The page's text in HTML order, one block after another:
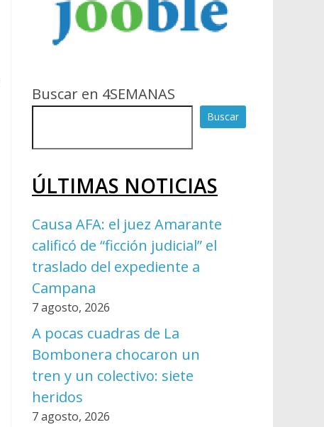
Buscar en 4SEMANAS
Buscar
ÚLTIMAS NOTICIAS
Causa AFA: el juez Amarante
calificó de “ficción judicial” el
traslado del expediente a
Campana
7 agosto, 2026
A pocas cuadras de La
Bombonera chocaron un
tren y un colectivo: siete
heridos
7 agosto, 2026